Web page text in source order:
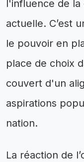
l'influence de
actuelle. C’est
le pouvoir en
place de choix
couvert d'un
aspirations
nation.
La réaction de